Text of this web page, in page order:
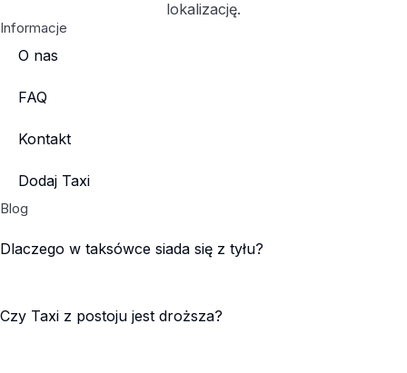
lokalizację.
Informacje
O nas
FAQ
Kontakt
Dodaj Taxi
Blog
Dlaczego w taksówce siada się z tyłu?
Czy Taxi z postoju jest droższa?